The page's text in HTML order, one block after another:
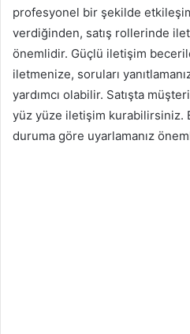
profesyonel bir şekilde
verdiğinden, satış rollerinde
önemlidir. Güçlü iletişim
iletmenize, soruları
yardımcı olabilir. Satışta
yüz yüze iletişim kurabilirsiniz.
duruma göre uyarlamanız